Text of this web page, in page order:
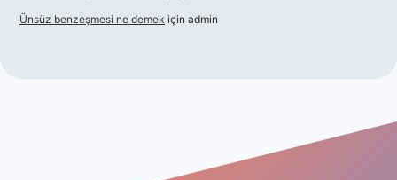
Ünsüz benzeşmesi ne demek için admin